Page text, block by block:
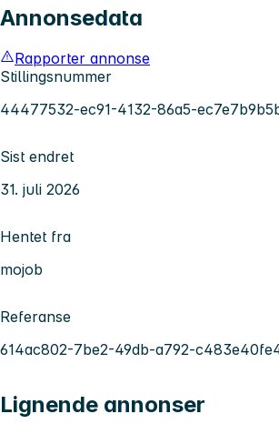
Annonsedata
Rapporter annonse
Stillingsnummer
44477532-ec91-4132-86a5-
Sist endret
31. juli 2026
Hentet fra
mojob
Referanse
614ac802-7be2-49db-a792-
Lignende annonser